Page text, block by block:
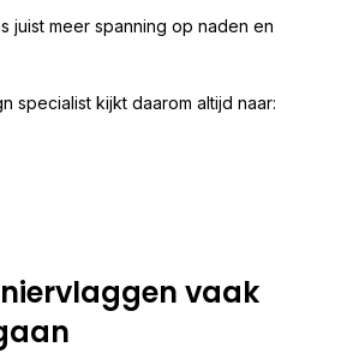
juist meer spanning op naden en
specialist kijkt daarom altijd naar:
vaak